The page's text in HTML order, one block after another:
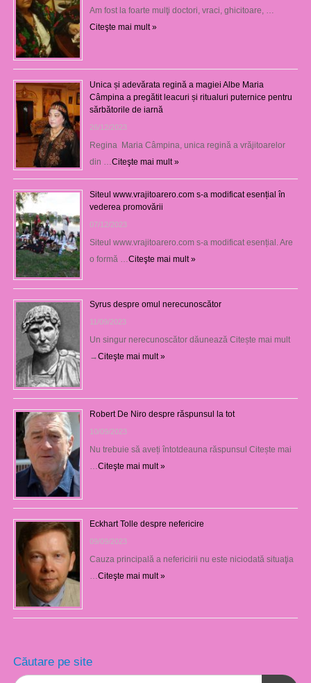
Am fost la foarte mulţi doctori, vraci, ghicitoare, …
Citeşte mai mult »
Unica și adevărata regină a magiei Albe Maria
Câmpina a pregătit leacuri și ritualuri puternice pentru
sărbătorile de iarnă
26/12/2023
Regina Maria Câmpina, unica regină a vrăjitoarelor
din … Citeşte mai mult »
Siteul www.vrajitoarero.com s-a modificat esențial în
vederea promovării
07/12/2023
Siteul www.vrajitoarero.com s-a modificat esențial. Are
o formă … Citeşte mai mult »
Syrus despre omul nerecunoscător
11/09/2023
Un singur nerecunoscător dăunează Citește mai mult
→Citeşte mai mult »
Robert De Niro despre răspunsul la tot
10/09/2023
Nu trebuie să aveți întotdeauna răspunsul Citește mai
Citeşte mai mult »
Eckhart Tolle despre nefericire
09/09/2023
Cauza principală a nefericirii nu este niciodată situaţia
Citeşte mai mult »
Căutare pe site